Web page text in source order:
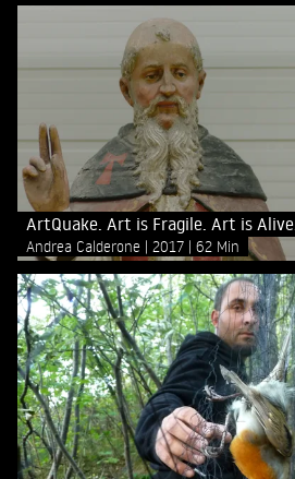
ArtQuake. Art is Fragile. Art is Alive.
Andrea Calderone 2017 62 Min